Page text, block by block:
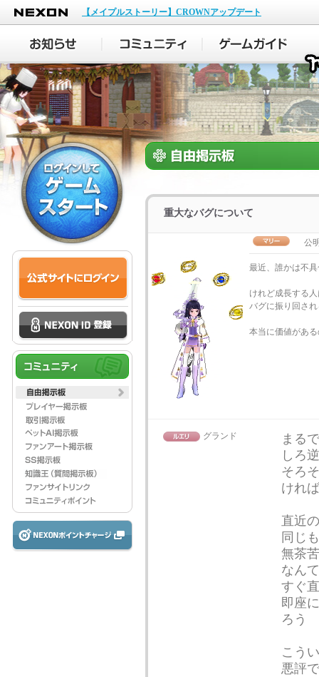
NEXON
【メイプルストーリー】CROWNアップデート
重大なバグについて
公
最近、誰かは不
けれど成長する
バグに振り回さ
本当に価値があ
グランド
まる
しろ逆
そろ
けれ
直近
同じ
無茶
なん
すぐ
即座
ろう
こう
悪評